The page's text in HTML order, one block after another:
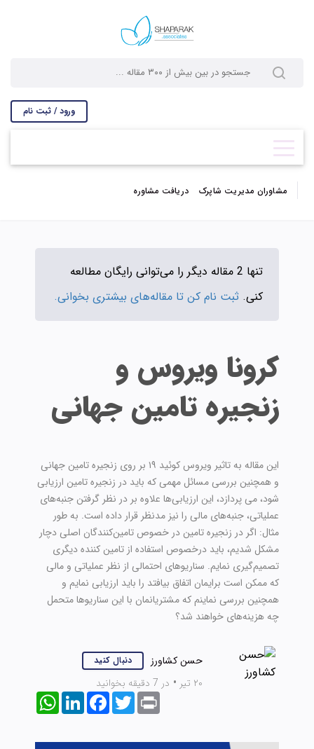
ورود / ثبت نام
مشاوران مدیریت شاپرک دریافت مشاوره
تنها 2 مقاله دیگر را می‌توانی رایگان مطالعه
کنی. ثبت نام کن تا مقاله‌های بیشتری بخوانی.
کرونا ویروس و
زنجیره تامین جهانی
این مقاله به تاثیر ویروس کوئید ۱۹ بر روی زنجیره تامین جهانی
و همچنین بررسی مسائل مهمی که باید در زنجیره تامین ارزیابی
شود، می پردازد، این ارزیابی‌ها علاوه بر در نظر گرفتن جنبه‌های
عملیاتی، جنبه‌های مالی را نیز مدنظر قرار داده است. به طور
مثال: اگر در زنجیره تامین در خصوص تامین‌کنندگان اصلی دچار
مشکل شدیم، باید درخصوص استفاده از تامین کننده دیگری
تصمیم‌گیری نمایم. سناریوهای احتمالی از نظر عملیاتی و مالی
که ممکن است برایمان اتفاق بیافتد را باید ارزیابی نمایم و
همچنین بررسی نماینم که مشتریانمان با این سناریوها متحمل
چه هزینه‌های خواهند شد؟
حسن کشاورز دنبال کنید
۲۰ تیر • در 7 دقیقه بخوانید
WhatsAppLinkedInFacebookTwitterPrint